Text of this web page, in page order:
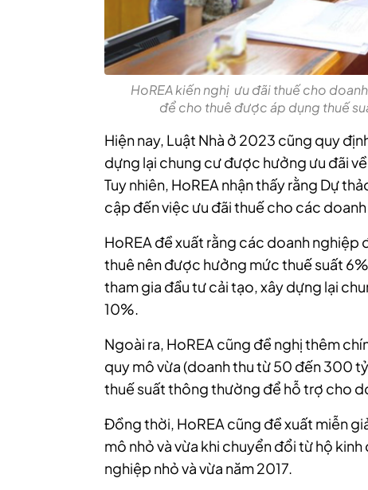
HoREA kiến nghị ưu đãi thuế cho
để cho thuê được áp dụng thuế
Hiện nay, Luật Nhà ở 2023 cũng quy
dựng lại chung cư được hưởng ưu đãi
Tuy nhiên, HoREA nhận thấy rằng Dự
cập đến việc ưu đãi thuế cho các doanh
HoREA đề xuất rằng các doanh nghiệp
thuê nên được hưởng mức thuế suất
tham gia đầu tư cải tạo, xây dựng lại
10%.
Ngoài ra, HoREA cũng đề nghị thêm
quy mô vừa (doanh thu từ 50 đến 300
thuế suất thông thường để hỗ trợ cho
Đồng thời, HoREA cũng đề xuất miễn
mô nhỏ và vừa khi chuyển đổi từ hộ
nghiệp nhỏ và vừa năm 2017.